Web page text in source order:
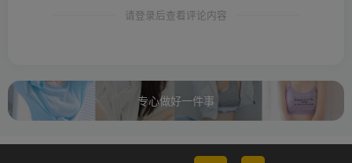
请登录后查看评论内容
专心做好一件事